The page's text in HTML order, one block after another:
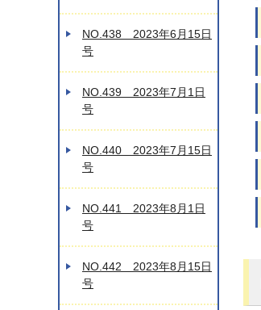
NO.438 2023年6月15日
号
NO.439 2023年7月1日
号
NO.440 2023年7月15日
号
NO.441 2023年8月1日
号
NO.442 2023年8月15日
号